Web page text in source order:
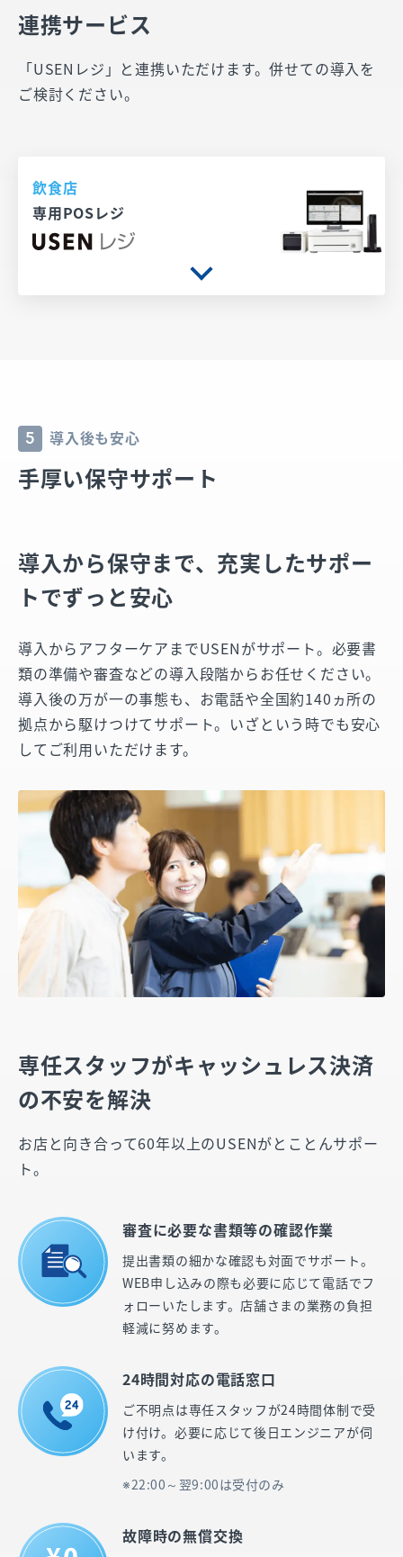
連携サービス
「USENレジ」と連携いただけます。併せての導入を
ご検討ください。
飲食店
専用POSレジ
5 導入後も安心
手厚い保守サポート
導入から保守まで、 充実したサポー
トでずっと安心
導入からアフターケアまでUSENがサポート。必要書
類の準備や審査などの導入段階からお任せください。
導入後の万が一の事態も、お電話や全国約140ヵ所の
拠点から駆けつけてサポート。いざという時でも安心
してご利用いただけます。
専任スタッフがキャッシュレス決済
の不安を解決
お店と向き合って60年以上のUSENがとことんサポー
ト。
審査に必要な書類等の確認作業
提出書類の細かな確認も対面でサポート。
WEB申し込みの際も必要に応じて電話でフ
ォローいたします。店舗さまの業務の負担
軽減に努めます。
24時間対応の電話窓口
ご不明点は専任スタッフが24時間体制で受
け付け。必要に応じて後日エンジニアが伺
います。
22:00～翌9:00は受付のみ
故障時の無償交換